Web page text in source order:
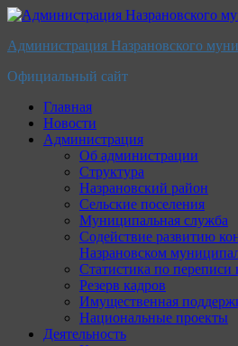
Перейти
содержимому
Администрация Назрановского
Официальный сайт
Главная
Новости
Администрация
Об администрации
Структура
Назрановский район
Сельские поселения
Муниципальная служба
Содействие развитию
Назрановском
Статистика по переписи
Резерв кадров
Имущественная
Национальные проекты
Деятельность